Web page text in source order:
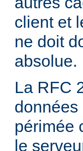
client et
ne doit
absolue.
La RFC
données
périmée
le